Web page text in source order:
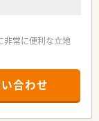
常に便利な立地
能で快適に通うこ
合わせ